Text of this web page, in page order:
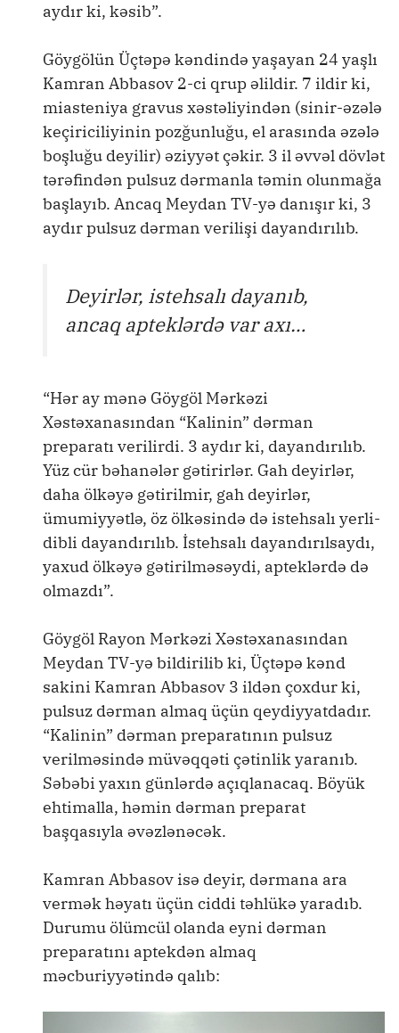
aydır ki, kəsib”.
Göygölün Üçtəpə kəndində yaşayan 24 yaşlı
Kamran Abbasov 2-ci qrup əlildir. 7 ildir ki,
miasteniya gravus xəstəliyindən (sinir-əzələ
keçiriciliyinin pozğunluğu, el arasında əzələ
boşluğu deyilir) əziyyət çəkir. 3 il əvvəl dövlət
tərəfindən pulsuz dərmanla təmin olunmağa
başlayıb. Ancaq Meydan TV-yə danışır ki, 3
aydır pulsuz dərman verilişi dayandırılıb.
Deyirlər, istehsalı dayanıb,
ancaq apteklərdə var axı…
“Hər ay mənə Göygöl Mərkəzi
Xəstəxanasından “Kalinin” dərman
preparatı verilirdi. 3 aydır ki, dayandırılıb.
Yüz cür bəhanələr gətirirlər. Gah deyirlər,
daha ölkəyə gətirilmir, gah deyirlər,
ümumiyyətlə, öz ölkəsində də istehsalı yerli-
dibli dayandırılıb. İstehsalı dayandırılsaydı,
yaxud ölkəyə gətirilməsəydi, apteklərdə də
olmazdı”.
Göygöl Rayon Mərkəzi Xəstəxanasından
Meydan TV-yə bildirilib ki, Üçtəpə kənd
sakini Kamran Abbasov 3 ildən çoxdur ki,
pulsuz dərman almaq üçün qeydiyyatdadır.
“Kalinin” dərman preparatının pulsuz
verilməsində müvəqqəti çətinlik yaranıb.
Səbəbi yaxın günlərdə açıqlanacaq. Böyük
ehtimalla, həmin dərman preparat
başqasıyla əvəzlənəcək.
Kamran Abbasov isə deyir, dərmana ara
vermək həyatı üçün ciddi təhlükə yaradıb.
Durumu ölümcül olanda eyni dərman
preparatını aptekdən almaq
məcburiyyətində qalıb: